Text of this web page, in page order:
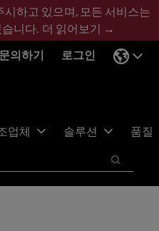
하고 있으며, 모든 서비스는
니다. 더 읽어보기 →
문의하기 로그인
업체 솔루션
품질
검색